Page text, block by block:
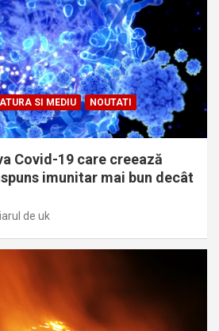
SI MEDIU
NOUTATI
Covid-19 care creează
imunitar mai bun decât
de uk